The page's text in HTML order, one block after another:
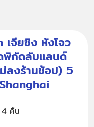
จียซิง หังโจว
พิกัดลับแลนด์
ลงร้านช้อป) 5
4 คืน